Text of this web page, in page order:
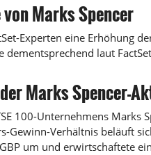
Marks Spencer
Experten eine Erhöhung
laut
Marks Spencer-
100-Unternehmens Marks
Gewinn-Verhältnis beläuft
um und erwirtschaftete